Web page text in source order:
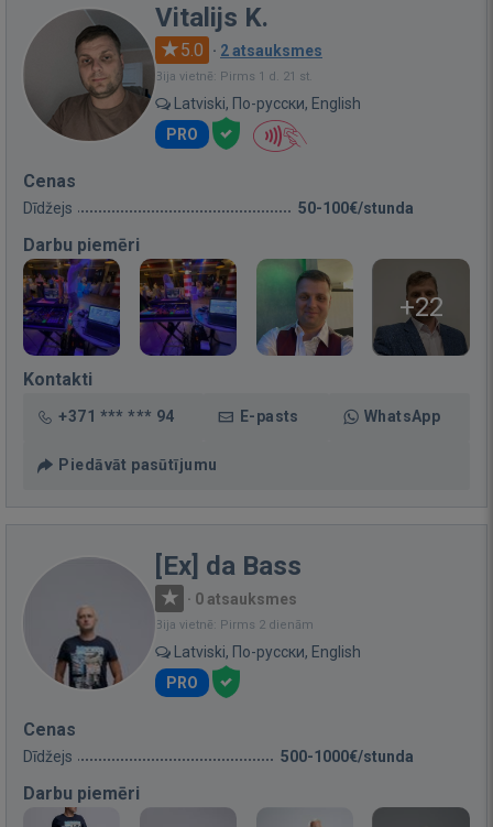
Vitalijs K.
5.0 · 2 atsauksmes
Bija vietnē: Pirms 1 d. 21 st.
Latviski, По-русски, English
PRO
Cenas
Dīdžejs 50-100€/stunda
Darbu piemēri
+22
Kontakti
+371 *** *** 94 E-pasts WhatsApp
Piedāvāt pasūtījumu
[Ex] da Bass
· 0 atsauksmes
Bija vietnē: Pirms 2 dienām
Latviski, По-русски, English
PRO
Cenas
Dīdžejs 500-1000€/stunda
Darbu piemēri